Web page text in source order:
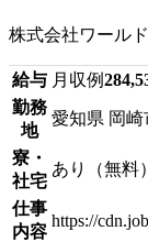
株式会社ワール
給与 月収例
勤務
地
愛知県 岡崎
寮・
社宅
あり（無料）
仕事
内容
https://